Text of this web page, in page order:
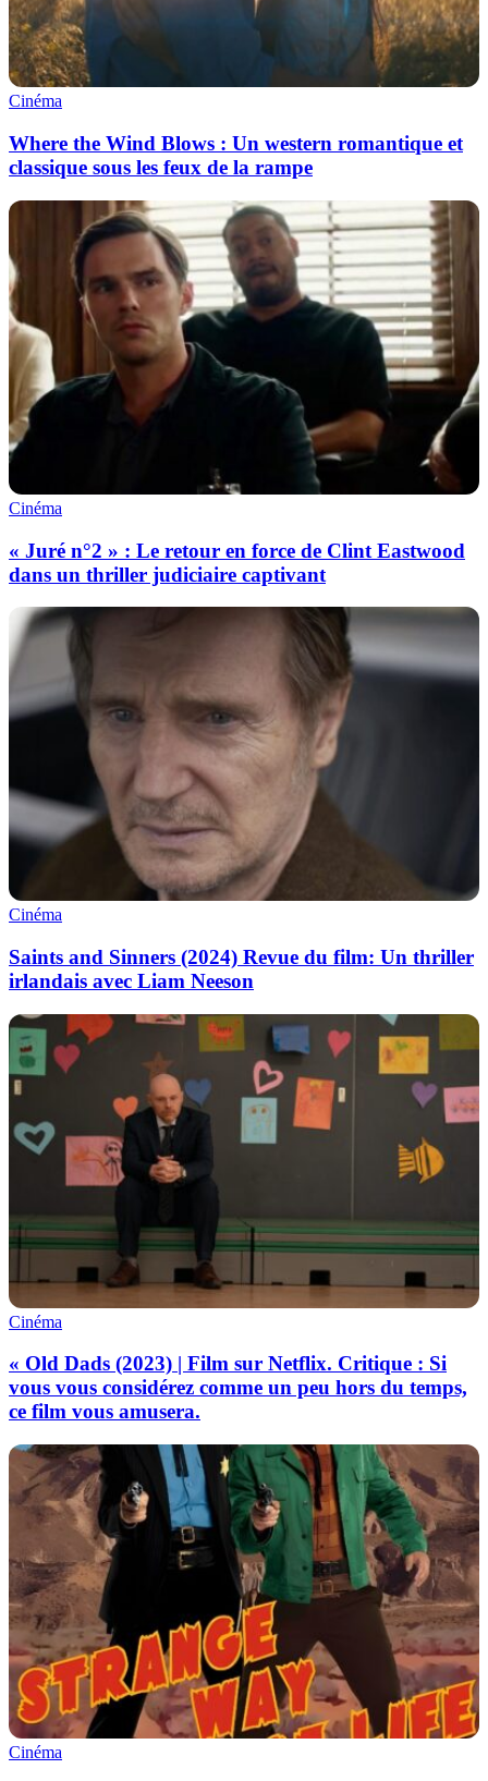
Cinéma
Where the Wind Blows : Un western romantique et
classique sous les feux de la rampe
Cinéma
« Juré n°2 » : Le retour en force de Clint Eastwood
dans un thriller judiciaire captivant
Cinéma
Saints and Sinners (2024) Revue du film: Un thriller
irlandais avec Liam Neeson
Cinéma
« Old Dads (2023) | Film sur Netflix. Critique : Si
vous vous considérez comme un peu hors du temps,
ce film vous amusera.
Cinéma